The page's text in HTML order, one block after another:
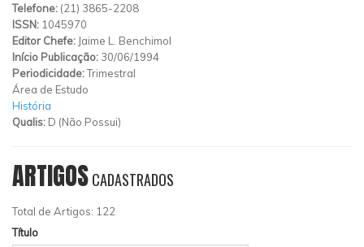
Telefone: (21) 3865-2208
ISSN: 1045970
Editor Chefe: Jaime L. Benchimol
Início Publicação: 30/06/1994
Periodicidade:Trimestral
Área de Estudo
História
Qualis: D (Não Possui)
ARTIGOSCADASTRADOS
Total de Artigos: 122
Título